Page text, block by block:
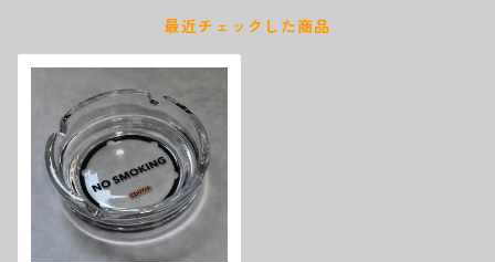
最近チェックした商品